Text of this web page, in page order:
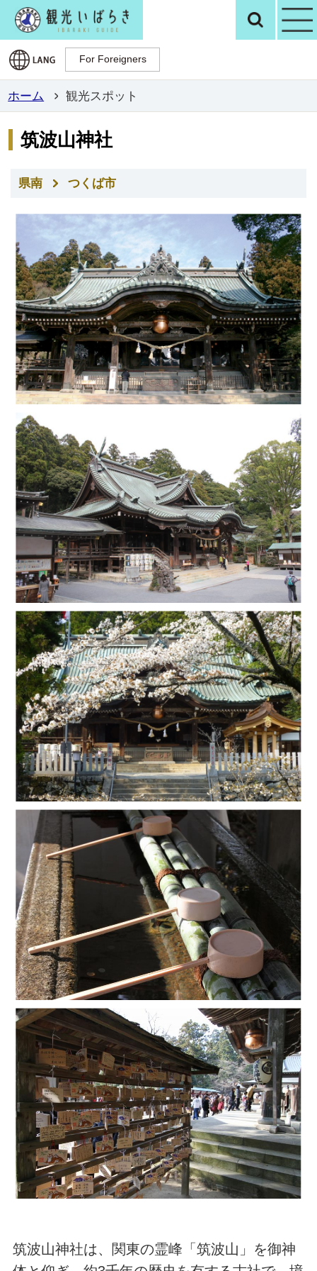
観光いばらき検
For Foreigners
For Foreigners
ホーム 観光スポット
筑波山神社
県南 つくば市
筑波山神社は、関東の霊峰「筑波山」を御神